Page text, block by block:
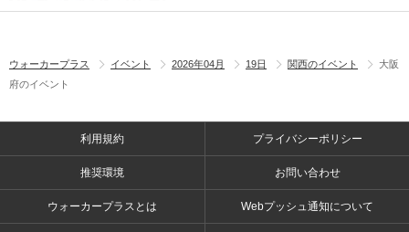
ウォーカープラス イベント 2026年04月 19日 関西のイベント
大阪
府のイベント
利用規約 プライバシーポリシー
推奨環境 お問い合わせ
ウォーカープラスとは Webプッシュ通知について